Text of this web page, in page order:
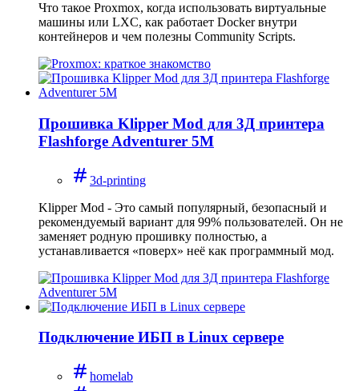
Что такое Proxmox, когда использовать виртуальные
машины или LXC, как работает Docker внутри
контейнеров и чем полезны Community Scripts.
Прошивка Klipper Mod для 3Д принтера
Flashforge Adventurer 5M
3d-printing
Klipper Mod - Это самый популярный, безопасный и
рекомендуемый вариант для 99% пользователей. Он не
заменяет родную прошивку полностью, а
устанавливается «поверх» неё как программный мод.
Подключение ИБП в Linux сервере
homelab